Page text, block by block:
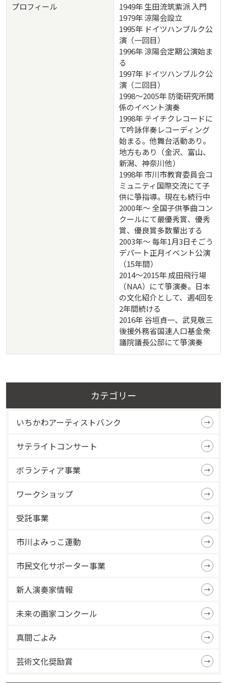
プロフィール
1949年 生田流筑紫派 入門
1979年 涼陽会設立
1995年 ドイツハンブルク公
演（一回目）
1996年 涼陽会定期公演始ま
る
1997年 ドイツハンブルク公
演（二回目）
1998～2005年 防衛研究所関
係のイベント演奏
1998年 テイチクレコードに
て吟詠伴奏レコーディング
始まる。他舞台活動あり。
地方もあり（金沢、富山、
新潟、神奈川他）
1998年 市川市教育委員会コ
ミュニティ国際交流にて子
供に箏指導。現在も続行中
2000年～ 全国子供筝曲コン
クールにて最優秀賞、優秀
賞、優良賞多数輩出する
2003年～ 毎年1月3日そごう
デパート正月イベント公演
（15年間）
2014～2015年 成田飛行場
（NAA）にて箏演奏。日本
の文化紹介として、週4回を
2年間続ける
2016年 谷垣貞一、武見敬三
後援外務省国連人口基金衆
議院議長公邸にて箏演奏
カテゴリー
いちかわアーティストバンク
サテライトコンサート
ボランティア事業
ワークショップ
受託事業
市川よみっこ運動
市民文化サポーター事業
新人演奏家情報
未来の画家コンクール
真間ごよみ
芸術文化奨励賞